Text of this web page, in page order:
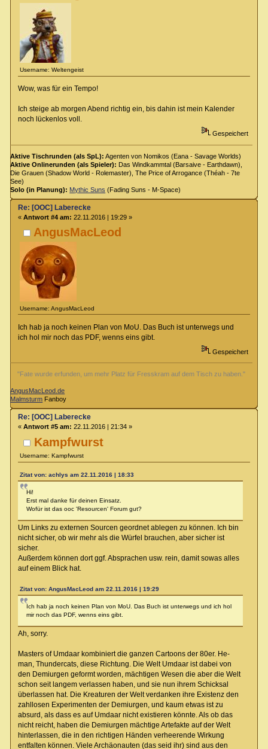
Username: Weltengeist
Wow, was für ein Tempo!
Ich steige ab morgen Abend richtig ein, bis dahin ist mein Kalender
noch lückenlos voll.
Gespeichert
Aktive Tischrunden (als SpL): Agenten von Nomikos (Eana - Savage Worlds)
Aktive Onlinerunden (als Spieler): Das Windkammtal (Barsaive - Earthdawn),
Die Grauen (Shadow World - Rolemaster), The Price of Arrogance (Théah - 7te
See)
Solo (in Planung): Mythic Suns (Fading Suns - M-Space)
AngusMacLeod
Username: AngusMacLeod
Re: [OOC] Laberecke
« Antwort #4 am: 22.11.2016 | 19:29 »
Ich hab ja noch keinen Plan von MoU. Das Buch ist unterwegs und
ich hol mir noch das PDF, wenns eins gibt.
Gespeichert
"Fate wurde erfunden, um mehr Platz für Fresskram auf dem Tisch zu haben."
AngusMacLeod.de
Malmsturm Fanboy
Kampfwurst
Username: Kampfwurst
Re: [OOC] Laberecke
« Antwort #5 am: 22.11.2016 | 21:34 »
Zitat von: achlys am 22.11.2016 | 18:33
Hi!
Erst mal danke für deinen Einsatz.
Wofür ist das ooc 'Resourcen' Forum gut?
Um Links zu externen Sourcen geordnet ablegen zu können. Ich bin
nicht sicher, ob wir mehr als die Würfel brauchen, aber sicher ist
sicher.
Außerdem können dort ggf. Absprachen usw. rein, damit sowas alles
auf einem Blick hat.
Zitat von: AngusMacLeod am 22.11.2016 | 19:29
Ich hab ja noch keinen Plan von MoU. Das Buch ist unterwegs und ich hol
mir noch das PDF, wenns eins gibt.
Ah, sorry.
Masters of Umdaar kombiniert die ganzen Cartoons der 80er. He-
man, Thundercats, diese Richtung. Die Welt Umdaar ist dabei von
den Demiurgen geformt worden, mächtigen Wesen die aber die Welt
schon seit langem verlassen haben, und sie nun ihrem Schicksal
überlassen hat. Die Kreaturen der Welt verdanken ihre Existenz den
zahllosen Experimenten der Demiurgen, und kaum etwas ist zu
absurd, als dass es auf Umdaar nicht existieren könnte. Als ob das
nicht reicht, haben die Demiurgen mächtige Artefakte auf der Welt
hinterlassen, die in den richtigen Händen verheerende Wirkung
entfalten können. Viele Archäonauten (das seid ihr) sind aus den